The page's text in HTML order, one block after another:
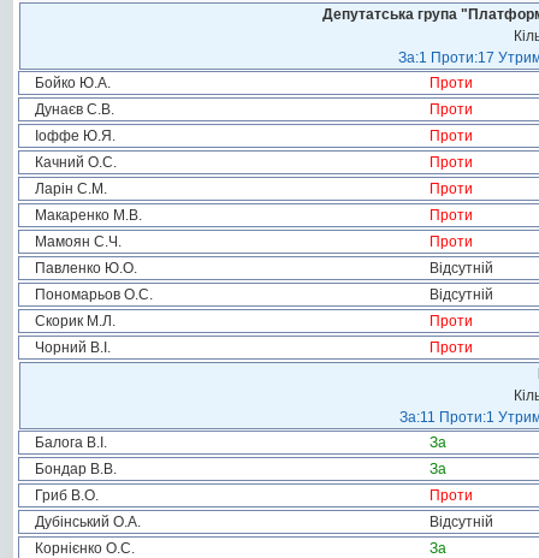
Депутатська група
За:1 Проти:17
Бойко Ю.А.
Проти
Дунаєв С.В.
Проти
Іоффе Ю.Я.
Проти
Качний О.С.
Проти
Ларін С.М.
Проти
Макаренко М.В.
Проти
Мамоян С.Ч.
Проти
Павленко Ю.О.
Відсутній
Пономарьов О.С.
Відсутній
Скорик М.Л.
Проти
Чорний В.І.
Проти
За:11 Проти:1
Балога В.І.
За
Бондар В.В.
За
Гриб В.О.
Проти
Дубінський О.А.
Відсутній
Корнієнко О.С.
За